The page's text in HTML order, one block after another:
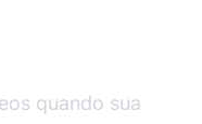
quando sua